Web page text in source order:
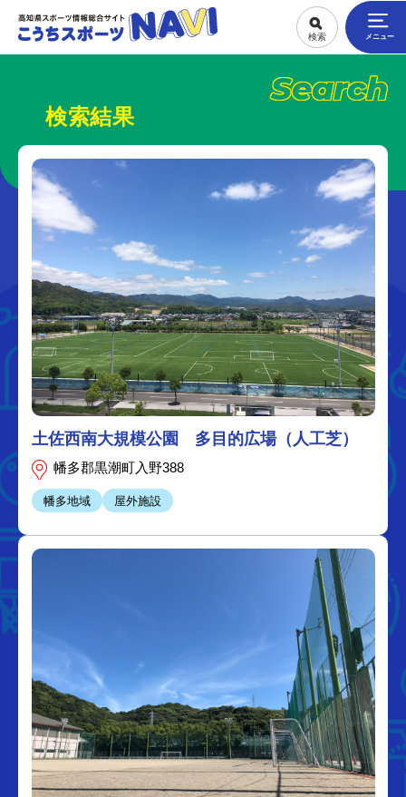
Search
検索結果
土佐西南大規模公園 多目的広場（人工芝）
幡多郡黒潮町入野388
幡多地域 屋外施設